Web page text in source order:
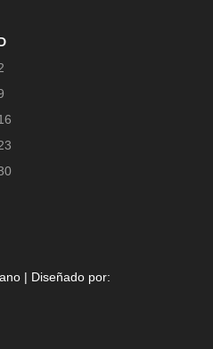
| Diseñado por: